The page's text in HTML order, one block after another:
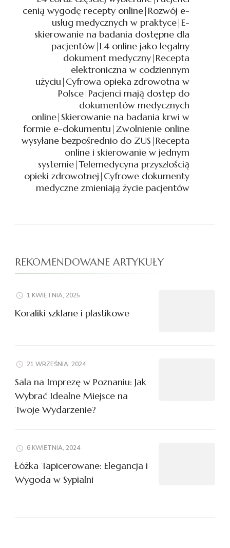
OPIEKA
ZDROWOTNA
W
POLSCE|PACJENCI
MAJĄ
DOSTĘP
DOKUMENTÓW
MEDYCZNYCH
ONLINE|SKIEROWANIE
NA
BADANIA
KRWI
W
FORMIE
E-
ONLINE
I
cenią wygodę recepty online|Rozwój e-
usług medycznych w praktyce|E-
skierowanie na badania dostępne dla
pacjentów|L4 online jako legalny
dokument medyczny|Recepta
elektroniczna w codziennym
użyciu|Cyfrowa opieka zdrowotna w
Polsce|Pacjenci mają dostęp do
dokumentów medycznych
online|Skierowanie na badania krwi w
formie e-dokumentu|Zwolnienie online
wysyłane bezpośrednio do ZUS|Recepta
online i skierowanie w jednym
systemie|Telemedycyna przyszłością
opieki zdrowotnej|Cyfrowe dokumenty
medyczne zmieniają życie pacjentów
REKOMENDOWANE ARTYKUŁY
1 KWIETNIA, 2025
Koraliki szklane i plastikowe
21 WRZEŚNIA, 2024
Sala na Imprezę w Poznaniu: Jak
Wybrać Idealne Miejsce na
Twoje Wydarzenie?
6 KWIETNIA, 2024
Łóżka Tapicerowane: Elegancja i
Wygoda w Sypialni